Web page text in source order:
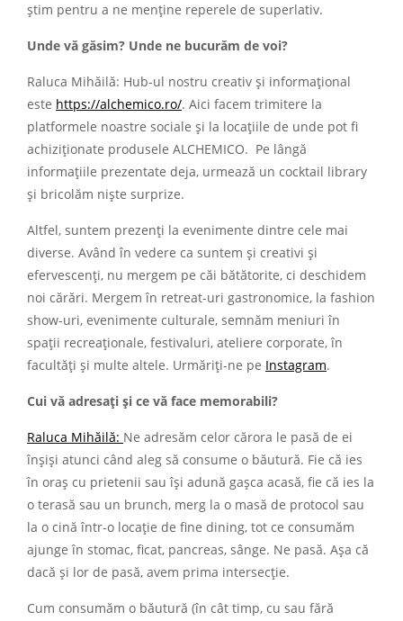
știm pentru a ne menține reperele de superlativ.
Unde vă găsim? Unde ne bucurăm de voi?
Raluca Mihăilă: Hub-ul nostru creativ și informațional
este https://alchemico.ro/. Aici facem trimitere la
platformele noastre sociale și la locațiile de unde pot fi
achiziționate produsele ALCHEMICO. Pe lângă
informațiile prezentate deja, urmează un cocktail library
și bricolăm niște surprize.
Altfel, suntem prezenți la evenimente dintre cele mai
diverse. Având în vedere ca suntem și creativi și
efervescenți, nu mergem pe căi bătătorite, ci deschidem
noi cărări. Mergem în retreat-uri gastronomice, la fashion
show-uri, evenimente culturale, semnăm meniuri în
spații recreaționale, festivaluri, ateliere corporate, în
facultăți și multe altele. Urmăriți-ne pe Instagram.
Cui vă adresați și ce vă face memorabili?
Raluca Mihăilă: Ne adresăm celor cărora le pasă de ei
înșiși atunci când aleg să consume o băutură. Fie că ies
în oraș cu prietenii sau își adună gașca acasă, fie că ies la
o terasă sau un brunch, merg la o masă de protocol sau
la o cină într-o locație de fine dining, tot ce consumăm
ajunge în stomac, ficat, pancreas, sânge. Ne pasă. Așa că
dacă și lor de pasă, avem prima intersecție.
Cum consumăm o băutură (în cât timp, cu sau fără